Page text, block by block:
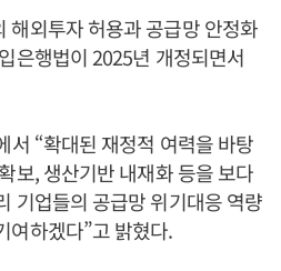
해외투자 허용과 공급망 안정화
은행법이 2025년 개정되면서
서 “확대된 재정적 여력을 바탕
보, 생산기반 내재화 등을 보다
기업들의 공급망 위기대응 역량
여하겠다”고 밝혔다.